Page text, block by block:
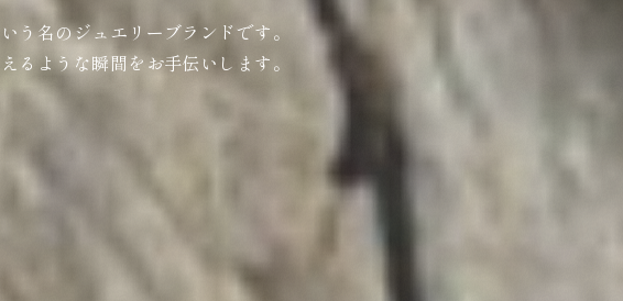
う名のジュエリーブランドです。
るような瞬間をお手伝いします。